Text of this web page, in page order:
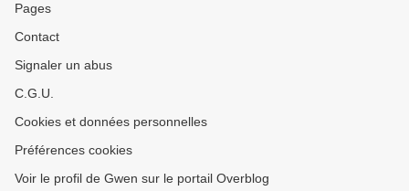
Pages
Contact
Signaler un abus
C.G.U.
Cookies et données personnelles
Préférences cookies
Voir le profil de Gwen sur le portail Overblog